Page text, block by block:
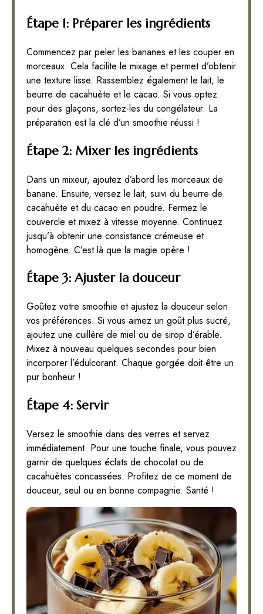
Étape 1: Préparer les ingrédients
Commencez par peler les bananes et les couper en
morceaux. Cela facilite le mixage et permet d’obtenir
une texture lisse. Rassemblez également le lait, le
beurre de cacahuète et le cacao. Si vous optez
pour des glaçons, sortez-les du congélateur. La
préparation est la clé d’un smoothie réussi !
Étape 2: Mixer les ingrédients
Dans un mixeur, ajoutez d’abord les morceaux de
banane. Ensuite, versez le lait, suivi du beurre de
cacahuète et du cacao en poudre. Fermez le
couvercle et mixez à vitesse moyenne. Continuez
jusqu’à obtenir une consistance crémeuse et
homogène. C’est là que la magie opère !
Étape 3: Ajuster la douceur
Goûtez votre smoothie et ajustez la douceur selon
vos préférences. Si vous aimez un goût plus sucré,
ajoutez une cuillère de miel ou de sirop d’érable.
Mixez à nouveau quelques secondes pour bien
incorporer l’édulcorant. Chaque gorgée doit être un
pur bonheur !
Étape 4: Servir
Versez le smoothie dans des verres et servez
immédiatement. Pour une touche finale, vous pouvez
garnir de quelques éclats de chocolat ou de
cacahuètes concassées. Profitez de ce moment de
douceur, seul ou en bonne compagnie. Santé !